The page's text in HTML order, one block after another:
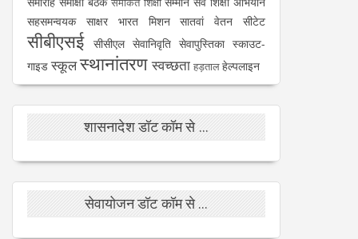
सहसमन्वयक
साक्षर भारत मिशन सातवां वेतन सीटेट
सीबीएसई सीसीएल सेवानिवृति सेवापुस्तिका स्काउट-
गाइड स्कूलस्थानांतरण स्वच्छता हड़तालहेल्पलाइन
शासनादेश डॉट कॉम से ...
सेवायोजन डॉट कॉम से ...